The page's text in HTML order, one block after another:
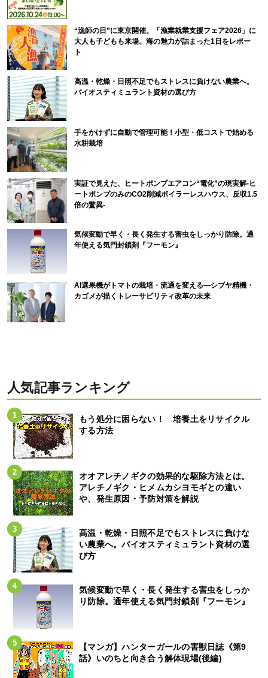
“漁師の日”に東京開催。「漁業就業支援フェア2026」に
大人も子どもも来場。海の魅力が詰まった1日をレポー
ト
高温・乾燥・日照不足でもストレスに負けない農業へ。
バイオスティミュラント資材の選び方
手をかけずに自動で管理可能！小型・低コストで始める
水耕栽培
実証で見えた、ヒートポンプエアコン“電化”の現実解-ヒ
ートポンプのみのCO2削減ボイラーレスハウス、反収1.5
倍の驚異-
気候変動で早く・長く発生する害虫をしっかり防除。通
年使える気門封鎖剤『フーモン』
AI選果機がトマトの栽培・流通を変える―シブヤ精機・
カゴメが描くトレーサビリティ改革の未来
人気記事ランキング
もう処分に困らない！ 培養土をリサイクル
する方法
オオアレチノギクの効果的な駆除方法とは。
アレチノギク・ヒメムカシヨモギとの違い
や、発生原因・予防対策を解説
高温・乾燥・日照不足でもストレスに負けな
い農業へ。バイオスティミュラント資材の選
び方
気候変動で早く・長く発生する害虫をしっか
り防除。通年使える気門封鎖剤『フーモン』
【マンガ】ハンターガールの害獣日誌《第9
話》いのちと向き合う解体現場(後編)